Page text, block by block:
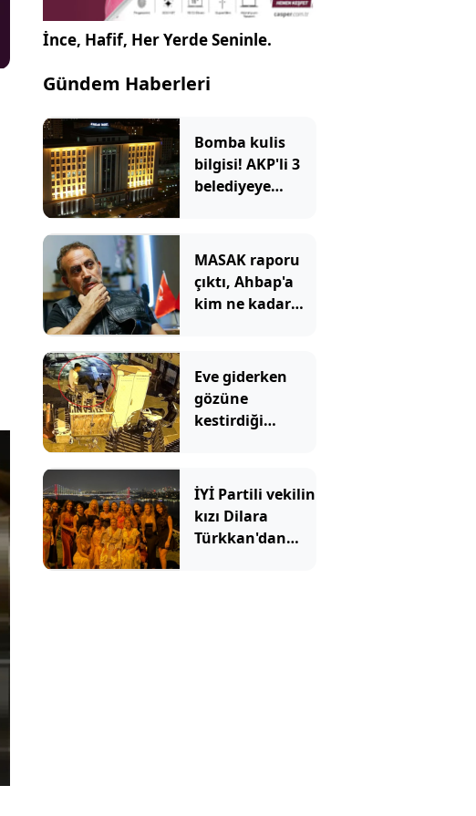
İnce, Hafif, Her Yerde Seninle.
Gündem Haberleri
Bomba kulis
bilgisi! AKP'li 3
belediyeye
MASAK raporu
çıktı, Ahbap'a
kim ne kadar
Tarkan detayı
Eve giderken
gözüne
kestirdiği
Savunması da
pes dedirtti
İYİ Partili vekilin
kızı Dilara
Türkkan'dan